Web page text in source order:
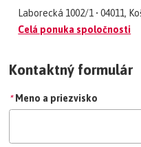
Laborecká 1002/1 • 04011,
Celá ponuka spoločnosti
Kontaktný formulár
* Meno a priezvisko